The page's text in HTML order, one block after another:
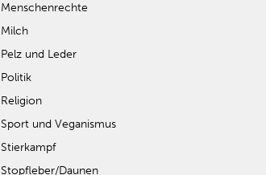
Menschenrechte
Milch
Pelz und Leder
Politik
Religion
Sport und Veganismus
Stierkampf
Stopfleber/Daunen